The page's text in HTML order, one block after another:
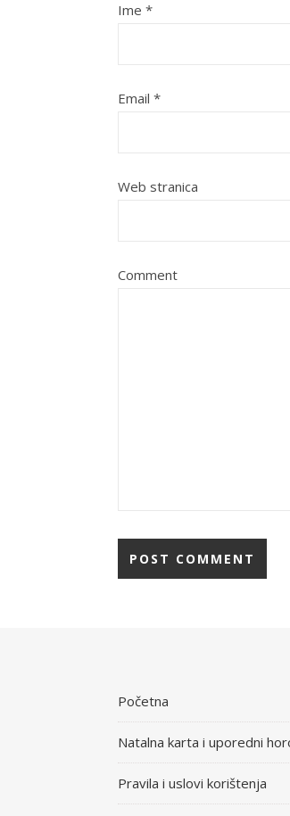
Ime *
Email *
Web stranica
Comment
Početna
Natalna karta i uporedni
Pravila i uslovi korištenja